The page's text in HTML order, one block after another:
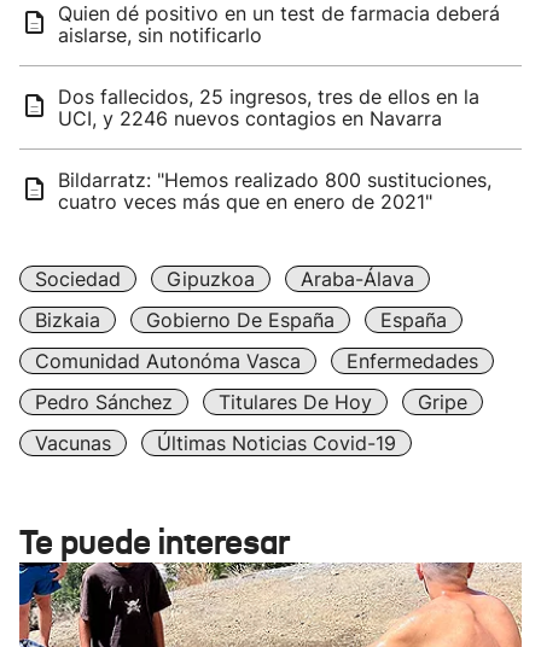
Quien dé positivo en un test de farmacia deberá
aislarse, sin notificarlo
Dos fallecidos, 25 ingresos, tres de ellos en la
UCI, y 2246 nuevos contagios en Navarra
Bildarratz: "Hemos realizado 800 sustituciones,
cuatro veces más que en enero de 2021"
Sociedad Gipuzkoa
Araba-Álava
Bizkaia
Gobierno De España
España
Comunidad Autonóma Vasca
Enfermedades
Pedro Sánchez
Titulares De Hoy
Gripe
Vacunas
Últimas Noticias Covid-19
Te puede interesar